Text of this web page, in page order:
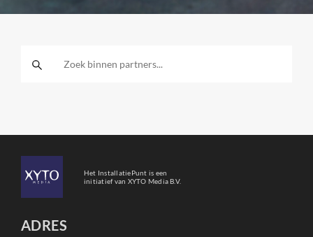
Het InstallatiePunt is een
initiatief van XYTO Media B.V.
ADRES